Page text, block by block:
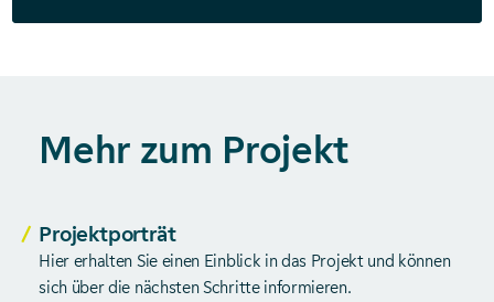
Mehr zum Projekt
Projektporträt
Hier erhalten Sie einen Einblick in das Projekt und können
sich über die nächsten Schritte informieren.